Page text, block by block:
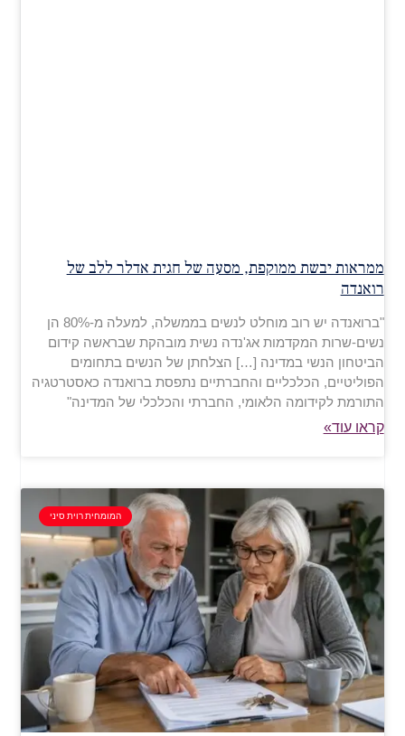
ממראות יבשת ממוקפת, מסעה של חגית אדלר ללב של
רואנדה
"ברואנדה יש רוב מוחלט לנשים בממשלה, למעלה מ-80% הן
נשים-שרות המקדמות אג'נדה נשית מובהקת שבראשה קידום
הביטחון הנשי במדינה […] הצלחתן של הנשים בתחומים
הפוליטיים, הכלכליים והחברתיים נתפסת ברואנדה כאסטרטגיה
התורמת לקידומה הלאומי, החברתי והכלכלי של המדינה"
קראו עוד»
המומחית רוית סיני